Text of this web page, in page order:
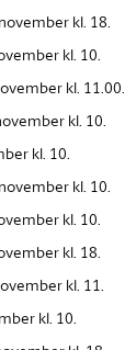
kl. 18.
kl. 10.
kl. 11.00.
kl. 10.
kl. 10.
kl. 10.
kl. 10.
kl. 18.
kl. 11.
kl. 10.